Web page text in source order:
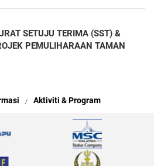
SETUJU TERIMA (SST) &
PEMULIHARAAN TAMAN
Aktiviti & Program